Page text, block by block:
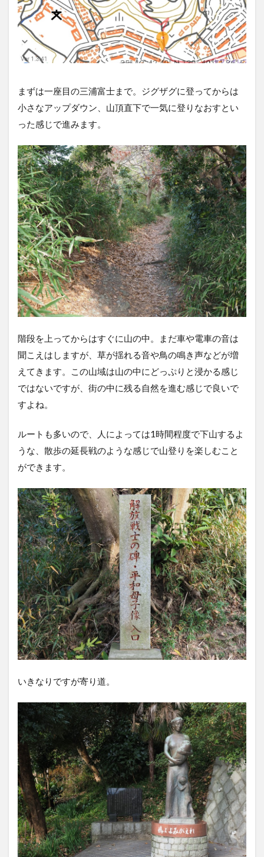
まずは一座目の三浦富士まで。ジグザグに登ってからは
小さなアップダウン、山頂直下で一気に登りなおすとい
った感じで進みます。
階段を上ってからはすぐに山の中。まだ車や電車の音は
聞こえはしますが、草が揺れる音や鳥の鳴き声などが増
えてきます。この山域は山の中にどっぷりと浸かる感じ
ではないですが、街の中に残る自然を進む感じで良いで
すよね。
ルートも多いので、人によっては1時間程度で下山するよ
うな、散歩の延長戦のような感じで山登りを楽しむこと
ができます。
いきなりですが寄り道。